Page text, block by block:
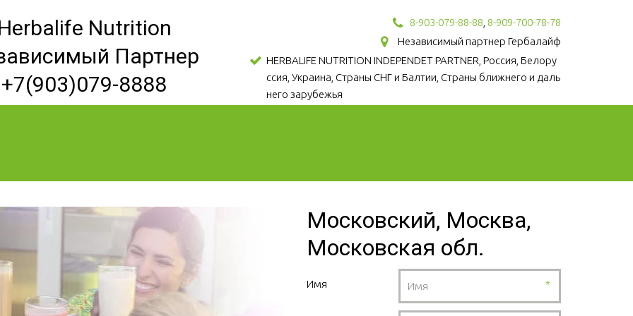
Nutrition
Партнер
+7(903)079-8888
8-903-079-88-88 8-909-700-78-78
Независимый партнер Гербалайф
HERBALIFE NUTRITION INDEPENDET PARTNER, Россия, Белору
ссия, Украина, Страны СНГ и Балтии, Страны ближнего и даль
него зарубежья
Московский, Москва,
Московская обл.
Имя *